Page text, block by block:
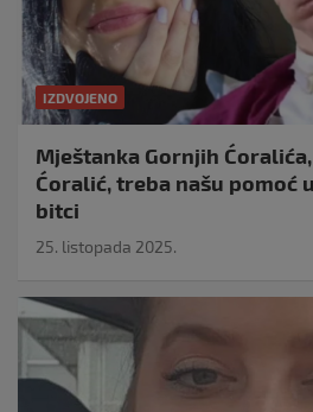
IZDVOJENO
Mještanka Gornjih
Ćoralić, treba našu pomoć
bitci
25. listopada 2025.